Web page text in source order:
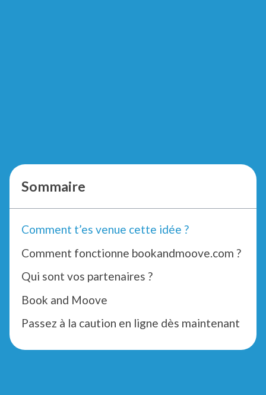
Sommaire
Comment t’es venue cette idée ?
Comment fonctionne bookandmoove.com ?
Qui sont vos partenaires ?
Book and Moove
Passez à la caution en ligne dès maintenant